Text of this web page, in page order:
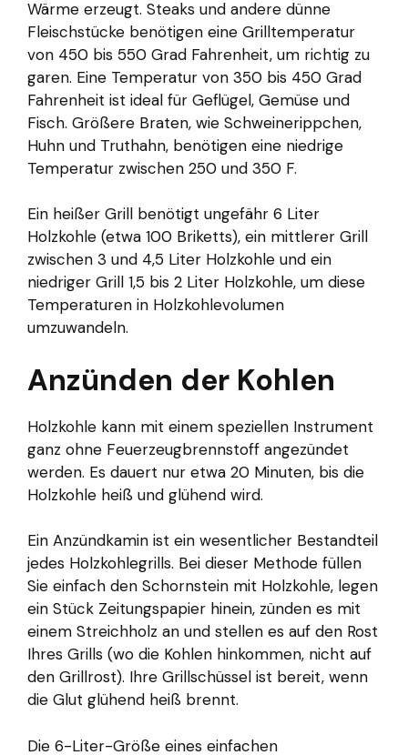
Wärme erzeugt. Steaks und andere dünne
Fleischstücke benötigen eine Grilltemperatur
von 450 bis 550 Grad Fahrenheit, um richtig zu
garen. Eine Temperatur von 350 bis 450 Grad
Fahrenheit ist ideal für Geflügel, Gemüse und
Fisch. Größere Braten, wie Schweinerippchen,
Huhn und Truthahn, benötigen eine niedrige
Temperatur zwischen 250 und 350 F.
Ein heißer Grill benötigt ungefähr 6 Liter
Holzkohle (etwa 100 Briketts), ein mittlerer Grill
zwischen 3 und 4,5 Liter Holzkohle und ein
niedriger Grill 1,5 bis 2 Liter Holzkohle, um diese
Temperaturen in Holzkohlevolumen
umzuwandeln.
Anzünden der Kohlen
Holzkohle kann mit einem speziellen Instrument
ganz ohne Feuerzeugbrennstoff angezündet
werden. Es dauert nur etwa 20 Minuten, bis die
Holzkohle heiß und glühend wird.
Ein Anzündkamin ist ein wesentlicher Bestandteil
jedes Holzkohlegrills. Bei dieser Methode füllen
Sie einfach den Schornstein mit Holzkohle, legen
ein Stück Zeitungspapier hinein, zünden es mit
einem Streichholz an und stellen es auf den Rost
Ihres Grills (wo die Kohlen hinkommen, nicht auf
den Grillrost). Ihre Grillschüssel ist bereit, wenn
die Glut glühend heiß brennt.
Die 6-Liter-Größe eines einfachen